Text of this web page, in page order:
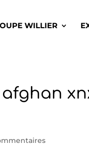
WILLIER